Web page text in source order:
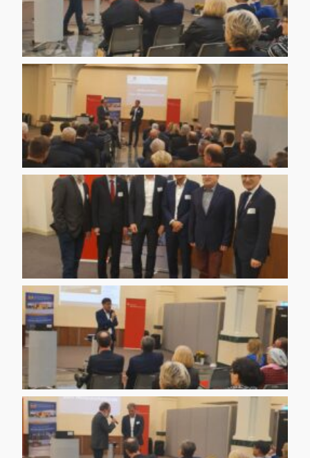
IMG 20200130 WA0009
IMG 20200130 WA0010
IMG 20200130 WA0011
IMG 20200130 WA0012